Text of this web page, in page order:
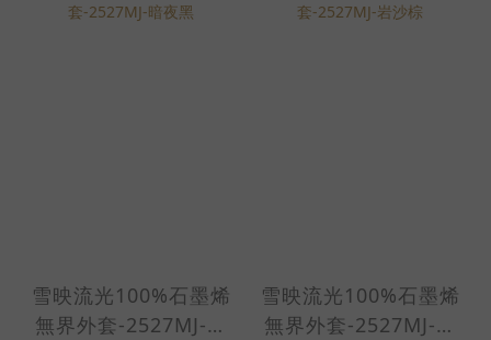
雪映流光100%石墨烯
無界外套-2527MJ-暗
雪映流光100%石墨烯
無界外套-2527MJ-岩